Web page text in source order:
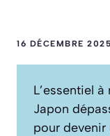
16 DÉCEMBRE 2025
L’essentiel
Japon
pour devenir